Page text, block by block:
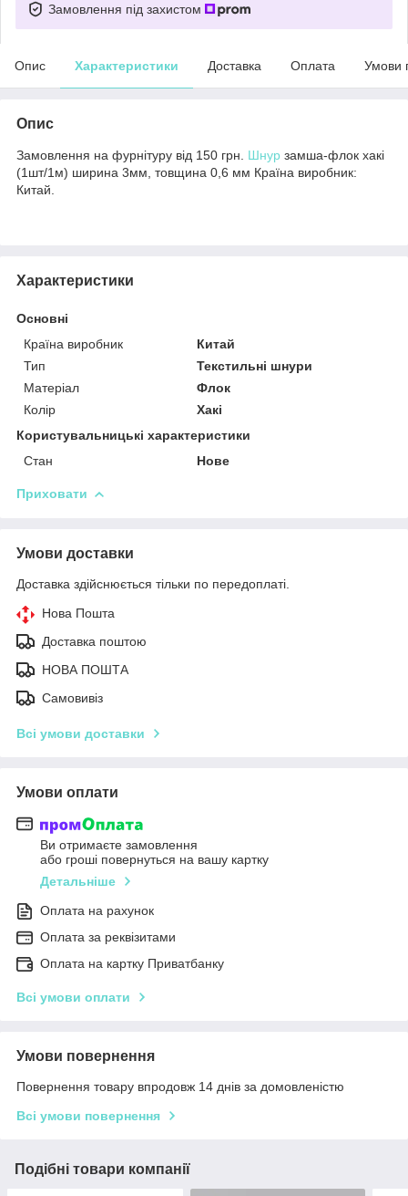
Замовлення під захистом
Опис Характеристики Доставка Оплата Умови
Опис
Замовлення на фурнітуру від 150 грн. Шнур замша-флок хакі
(1шт/1м) ширина 3мм, товщина 0,6 мм Країна виробник:
Китай.
Характеристики
Основні
Країна виробник
Китай
Тип
Текстильні шнури
Матеріал
Флок
Колір
Хакі
Користувальницькі характеристики
Стан
Нове
Приховати
Умови доставки
Доставка здійснюється тільки по передоплаті.
Нова Пошта
Доставка поштою
НОВА ПОШТА
Самовивіз
Всі умови доставки
Умови оплати
Ви отримаєте замовлення
або гроші повернуться на вашу картку
Детальніше
Оплата на рахунок
Оплата за реквізитами
Оплата на картку Приватбанку
Всі умови оплати
Умови повернення
Повернення товару впродовж 14 днів за домовленістю
Всі умови повернення
Подібні товари компанії